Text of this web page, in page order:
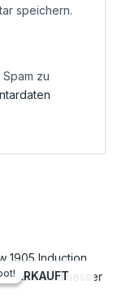
speichern.
zu
Aktueller
Preis
ist: